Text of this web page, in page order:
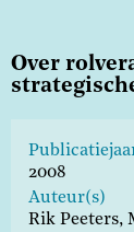
Over
2008
Auteur(s)
Rik Peeters,